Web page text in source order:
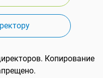
Копирование